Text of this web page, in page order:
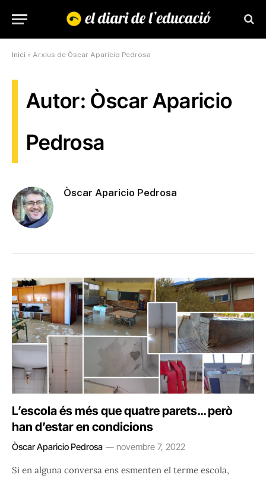
Inici » Arxius de Òscar Aparicio Pedrosa
Autor: Òscar Aparicio
Pedrosa
Òscar Aparicio Pedrosa
L’escola és més que quatre parets… però
han d’estar en condicions
Òscar Aparicio Pedrosa novembre 7, 2022
Si en alguna conversa ens esmenten el terme escola,